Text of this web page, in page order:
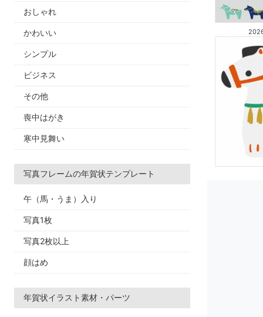
おしゃれ
かわいい
シンプル
ビジネス
その他
喪中はがき
寒中見舞い
写真フレームの年賀状テンプレート
午（馬・うま）入り
写真1枚
写真2枚以上
顔はめ
年賀状イラスト素材・パーツ